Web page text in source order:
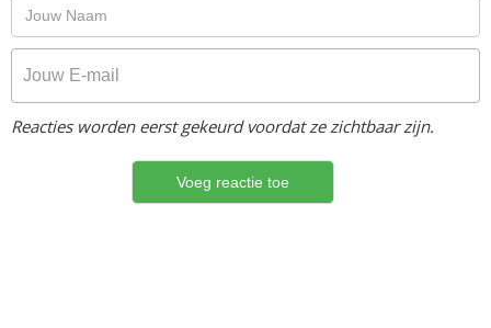
Reacties worden eerst gekeurd voordat ze zichtbaar zijn.